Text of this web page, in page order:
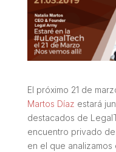
El próximo 21 de
Martos Díaz estará
destacados de
encuentro privado de
en el que